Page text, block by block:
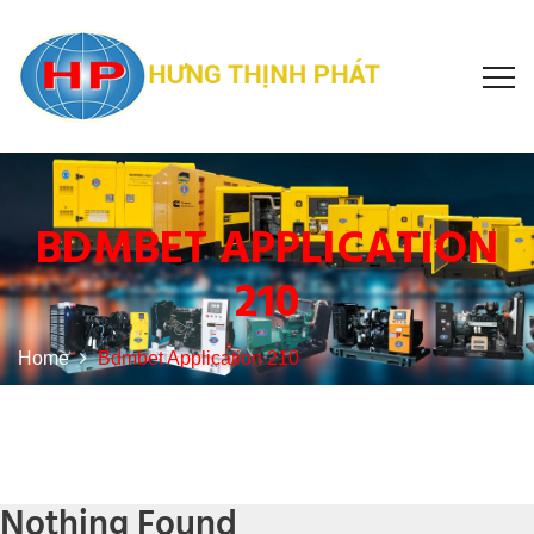
BDMBET APPLICATION
210
Home Bdmbet Application 210